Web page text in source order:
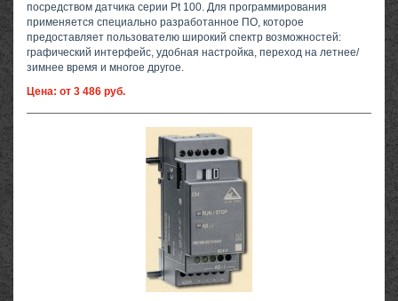
посредством датчика серии Pt 100. Для программирования
применяется специально разработанное ПО, которое
предоставляет пользователю широкий спектр возможностей:
графический интерфейс, удобная настройка, переход на летнее/
зимнее время и многое другое.
Цена: от 3 486 руб.